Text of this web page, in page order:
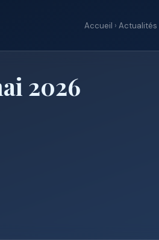
Accueil › Actualités
2026